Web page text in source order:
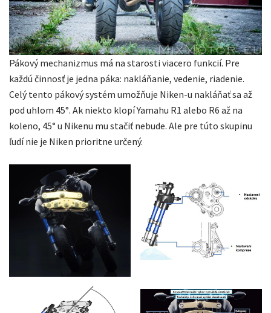
Pákový mechanizmus má na starosti viacero funkcií. Pre
každú činnosť je jedna páka: nakláňanie, vedenie, riadenie.
Celý tento pákový systém umožňuje Niken-u nakláňať sa až
pod uhlom 45°. Ak niekto klopí Yamahu R1 alebo R6 až na
koleno, 45° u Nikenu mu stačiť nebude. Ale pre túto skupinu
ľudí nie je Niken prioritne určený.